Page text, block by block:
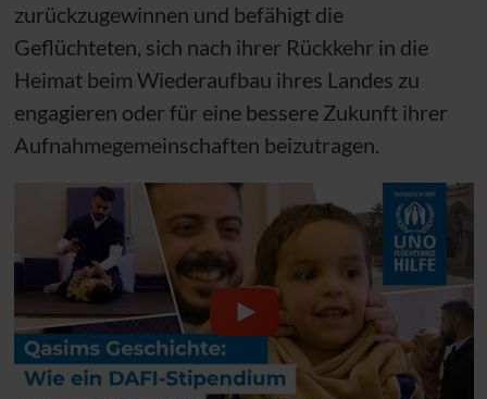
zurückzugewinnen und befähigt die
Geflüchteten, sich nach ihrer Rückkehr in die
Heimat beim Wiederaufbau ihres Landes zu
engagieren oder für eine bessere Zukunft ihrer
Aufnahmegemeinschaften beizutragen.